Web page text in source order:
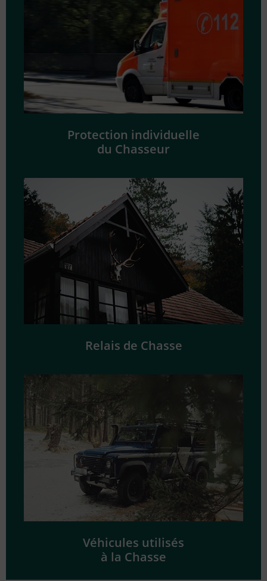
Protection individuelle
du Chasseur
Relais de Chasse
Véhicules utilisés
à la Chasse